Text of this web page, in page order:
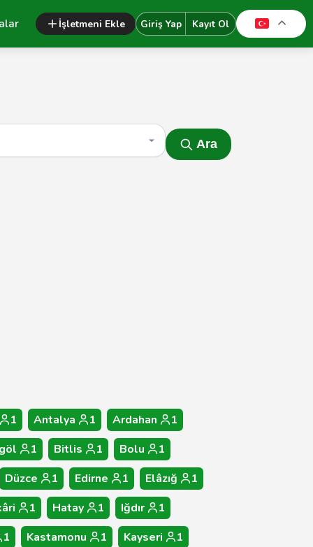
İşletmeni Ekle Giriş Yap Kayıt Ol
Ara
1 Antalya 1 Ardahan
1
1 Bitlis 1 Bolu
1
Düzce 1 Edirne 1 Elâzığ
1
1 Hatay 1 Iğdır
1
1 Kastamonu 1 Kayseri
1